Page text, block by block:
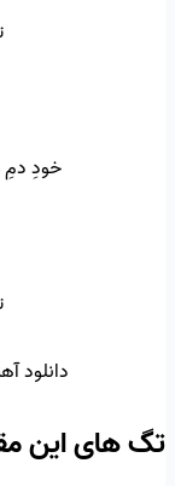
خودِ
دانلود
تگ‌ های این